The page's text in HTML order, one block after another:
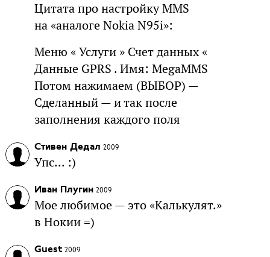
Цитата про настройку MMS
на «аналоге Nokia N95i»:
Меню « Услуги » Счет данных «
Данные GPRS . Имя: MegaMMS
Потом нажимаем (ВЫБОР) —
Сделанный — и так после
заполнения каждого поля
Стивен Дедал 2009
Упс... :)
Иван Плугин 2009
Мое любимое — это «Калькулят.»
в Нокии =)
Guest 2009